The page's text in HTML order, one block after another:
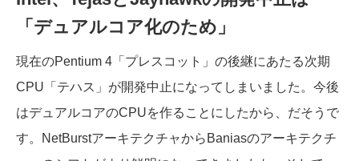
「デュアルコア化のため」
現在のPentium 4「プレスコット」の後継にあたる次期
CPU「テハス」が開発中止になってしまいました。今後
はデュアルコアのCPUを作ることにしたから、だそうで
す。NetBurstアーキテクチャからBaniasのアーキテクチ